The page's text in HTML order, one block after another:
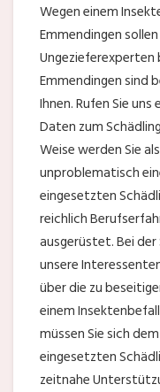
Wegen einem
Emmendingen
Ungezieferexperten
Emmendingen sind
Ihnen. Rufen Sie
Daten zum
Weise werden Sie
unproblematisch
eingesetzten
reichlich
ausgerüstet. Bei
unsere
über die zu
einem
müssen Sie sich
eingesetzten
zeitnahe